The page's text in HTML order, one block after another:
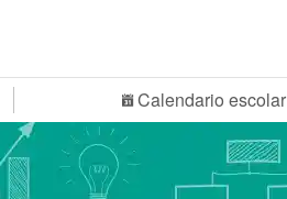
Calendario escolar